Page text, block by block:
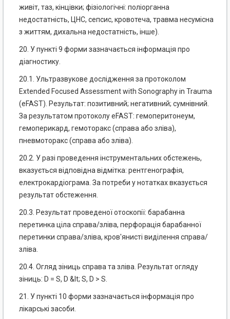
живіт, таз, кінцівки; фізіологічні: поліорганна
недостатність, ЦНС, сепсис, кровотеча, травма несумісна
з життям, дихальна недостатність, інше).
20. У пункті 9 форми зазначається інформація про
діагностику.
20.1. Ультразвукове дослідження за протоколом
Extended Focused Assessment with Sonography in Trauma
(eFAST). Результат: позитивний; негативний; сумнівний.
За результатом протоколу eFAST: гемоперитонеум,
гемоперикард, гемоторакс (справа або зліва),
пневмоторакс (справа або зліва).
20.2. У разі проведення інструментальних обстежень,
вказується відповідна відмітка: рентгенографія,
електрокардіограма. За потреби у нотатках вказується
результат обстеження.
20.3. Результат проведеної отоскопії: барабанна
перетинка ціла справа/зліва, перфорація барабанної
перетинки справа/зліва, кров'янисті виділення справа/
зліва.
20.4. Огляд зіниць справа та зліва. Результат огляду
зіниць: D = S, D &lt; S, D > S.
21. У пункті 10 форми зазначається інформація про
лікарські засоби.